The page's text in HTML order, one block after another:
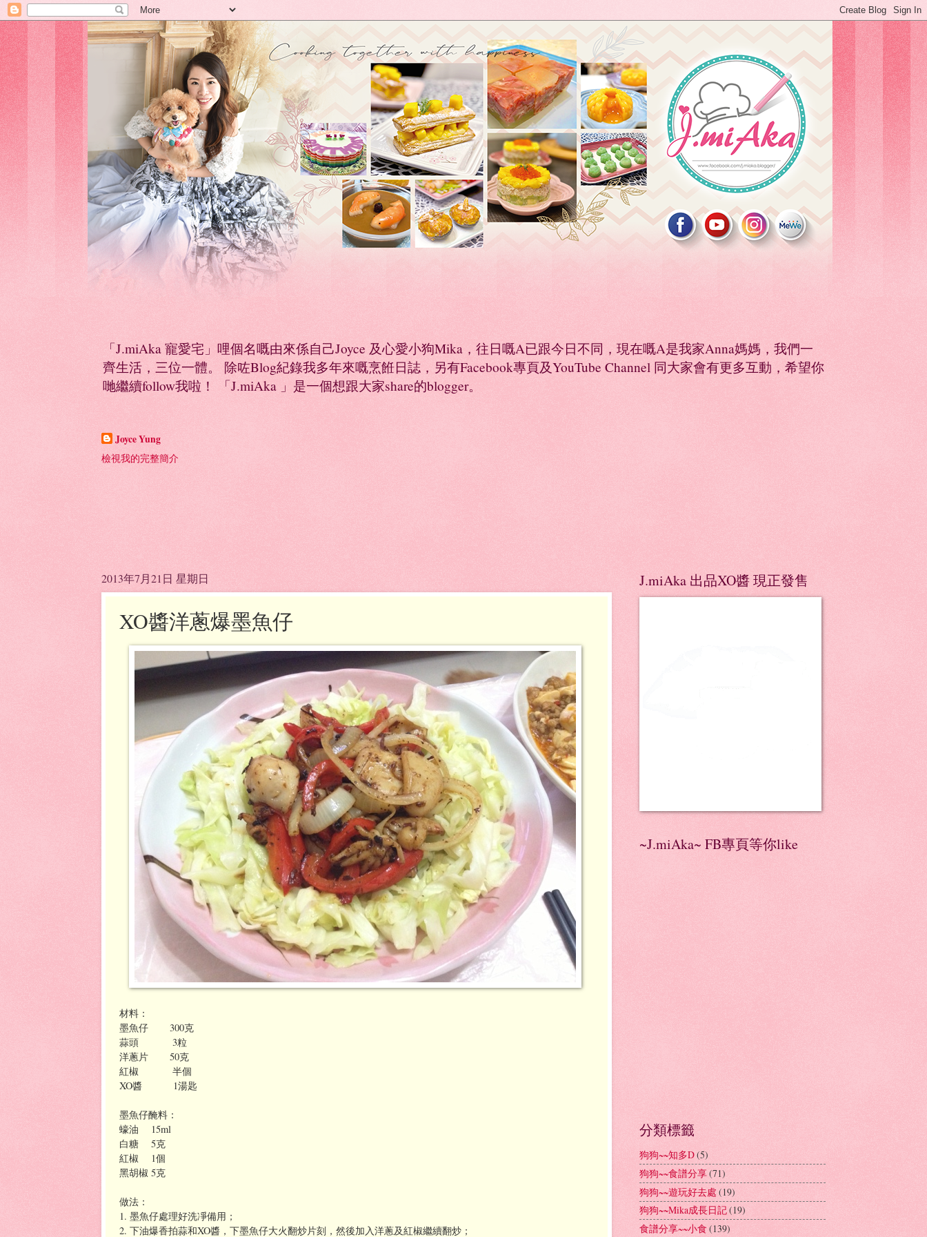
「J.miAka 寵愛宅」哩個名嘅由來係自己Joyce 及心愛小狗Mika，往日嘅A已跟今日不同，現在嘅A是我家Anna媽媽，我們一
齊生活，三位一體。 除咗Blog紀錄我多年來嘅烹餁日誌，另有Facebook專頁及YouTube Channel 同大家會有更多互動，希望你
哋繼續follow我啦！ 「J.miAka 」是一個想跟大家share的blogger。
Joyce Yung
檢視我的完整簡介
2013年7月21日 星期日
XO醬洋蔥爆墨魚仔
材料：
墨魚仔 300克
蒜頭 3粒
洋蔥片 50克
紅椒 半個
XO醬 1湯匙
墨魚仔醃料：
蠔油 15ml
白糖 5克
紅椒 1個
黑胡椒 5克
做法：
1. 墨魚仔處理好洗凈備用；
2. 下油爆香拍蒜和XO醬，下墨魚仔大火翻炒片刻，然後加入洋蔥及紅椒繼續翻炒；
J.miAka 出品XO醬 現正發售
~J.miAka~ FB專頁等你like
分類標籤
狗狗~~知多D(5)
狗狗~~食譜分享(71)
狗狗~~遊玩好去處 (19)
狗狗~~Mika成長日記(19)
食譜分享~~小食 (139)